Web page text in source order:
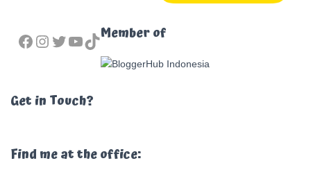
FACEBOOK INSTAGRAM TWITTER YOUTUBE TIKTOK
Member of
Get in Touch?
Find me at the office: